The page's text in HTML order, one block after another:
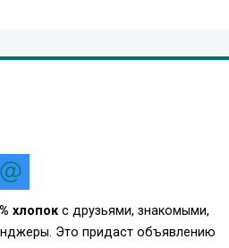
хлопок с друзьями, знакомыми,
Это придаст объявлению